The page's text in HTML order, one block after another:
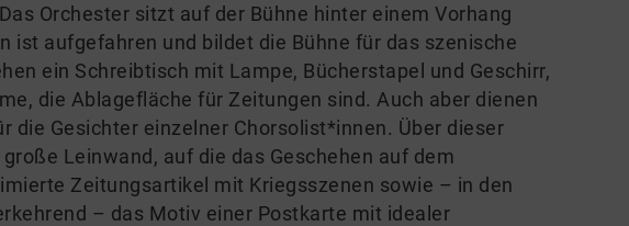
Orchester sitzt auf der Bühne hinter einem Vorhang
ist aufgefahren und bildet die Bühne für das szenische
ein Schreibtisch mit Lampe, Bücherstapel und Geschirr,
die Ablagefläche für Zeitungen sind. Auch aber dienen
die Gesichter einzelner Chorsolist*innen. Über dieser
Leinwand, auf die das Geschehen auf dem
Zeitungsartikel mit Kriegsszenen sowie – in den
– das Motiv einer Postkarte mit idealer